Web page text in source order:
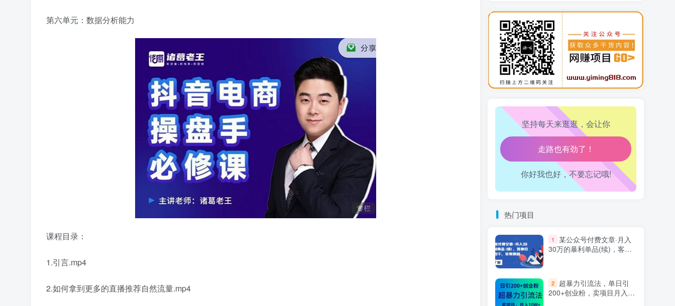
第六单元：数据分析能力
课程目录：
1.引言.mp4
2.如何拿到更多的直播推荐自然流量.mp4
寻宝之旅课程：搞钱训练营
8 DeepSeek提示词大全
9 AI+逛逛薅免费流，淘宝逛逛短视频带货
10 万三-东南亚跨境tk小店运营课
坚持每天来逛逛，会让你
生活也美好了！
心情也舒畅了！
走路也有劲了！
工作也轻松了！
你好我也好，不要忘记哦!
热门项目
1
某公众号付费文章·月入
30万的暴利单品(续)，客单
2
超暴力引流法，单日引
200+创业粉，卖项目月入10